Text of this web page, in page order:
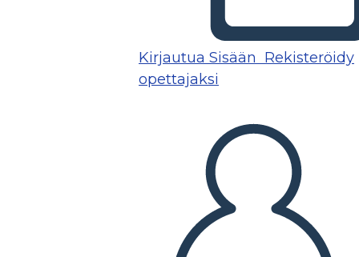
Kirjautua Sisään Rekisteröidy
opettajaksi